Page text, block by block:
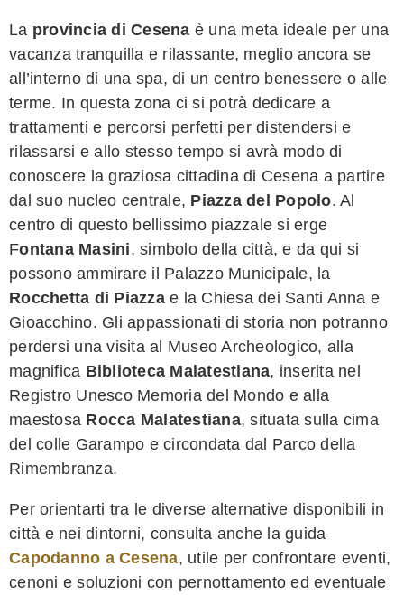
La provincia di Cesena è una meta ideale per una
vacanza tranquilla e rilassante, meglio ancora se
all’interno di una spa, di un centro benessere o alle
terme. In questa zona ci si potrà dedicare a
trattamenti e percorsi perfetti per distendersi e
rilassarsi e allo stesso tempo si avrà modo di
conoscere la graziosa cittadina di Cesena a partire
dal suo nucleo centrale, Piazza del Popolo. Al
centro di questo bellissimo piazzale si erge
Fontana Masini, simbolo della città, e da qui si
possono ammirare il Palazzo Municipale, la
Rocchetta di Piazzae la Chiesa dei Santi Anna e
Gioacchino. Gli appassionati di storia non potranno
perdersi una visita al Museo Archeologico, alla
magnifica Biblioteca Malatestiana, inserita nel
Registro Unesco Memoria del Mondo e alla
maestosa Rocca Malatestiana, situata sulla cima
del colle Garampo e circondata dal Parco della
Rimembranza.
Per orientarti tra le diverse alternative disponibili in
città e nei dintorni, consulta anche la guida
Capodanno a Cesena, utile per confrontare eventi,
cenoni e soluzioni con pernottamento ed eventuale